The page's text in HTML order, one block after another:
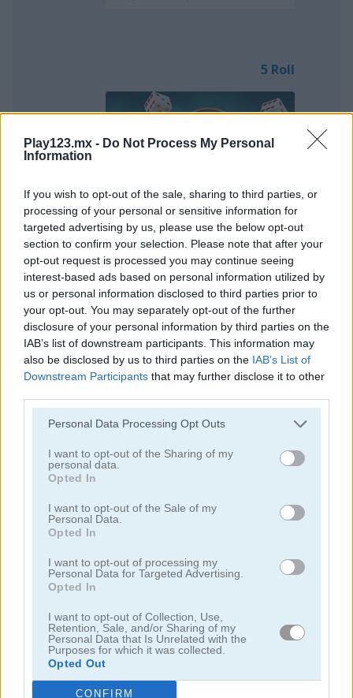
Play123.mx - Do Not Process My Personal
Information
If you wish to opt-out of the sale, sharing to third parties, or
processing of your personal or sensitive information for
targeted advertising by us, please use the below opt-out
section to confirm your selection. Please note that after your
opt-out request is processed you may continue seeing
interest-based ads based on personal information utilized by
us or personal information disclosed to third parties prior to
your opt-out. You may separately opt-out of the further
disclosure of your personal information by third parties on the
IAB’s list of downstream participants. This information may
also be disclosed by us to third parties on the IAB’s List of
Downstream Participants that may further disclose it to other
Personal Data Processing Opt Outs
I want to opt-out of the Sharing of my
personal data.
Opted In
I want to opt-out of the Sale of my
Personal Data.
Opted In
I want to opt-out of processing my
Personal Data for Targeted Advertising.
Opted In
I want to opt-out of Collection, Use,
Retention, Sale, and/or Sharing of my
Personal Data that Is Unrelated with the
Purposes for which it was collected.
Opted Out
CONFIRM
5 Roll
Jugar
Prueba tu suerte hoy y lanza los
dados para un puntaje alto en este
clásico juego de 5 dados
Dominoes Classic
Disfruta una partida de dominó en
Mejores Juegos de Mesa